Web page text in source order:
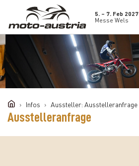
5. – 7. Feb 2027
Messe Wels
Infos Aussteller: Ausstelleranfrage
Ausstelleranfrage